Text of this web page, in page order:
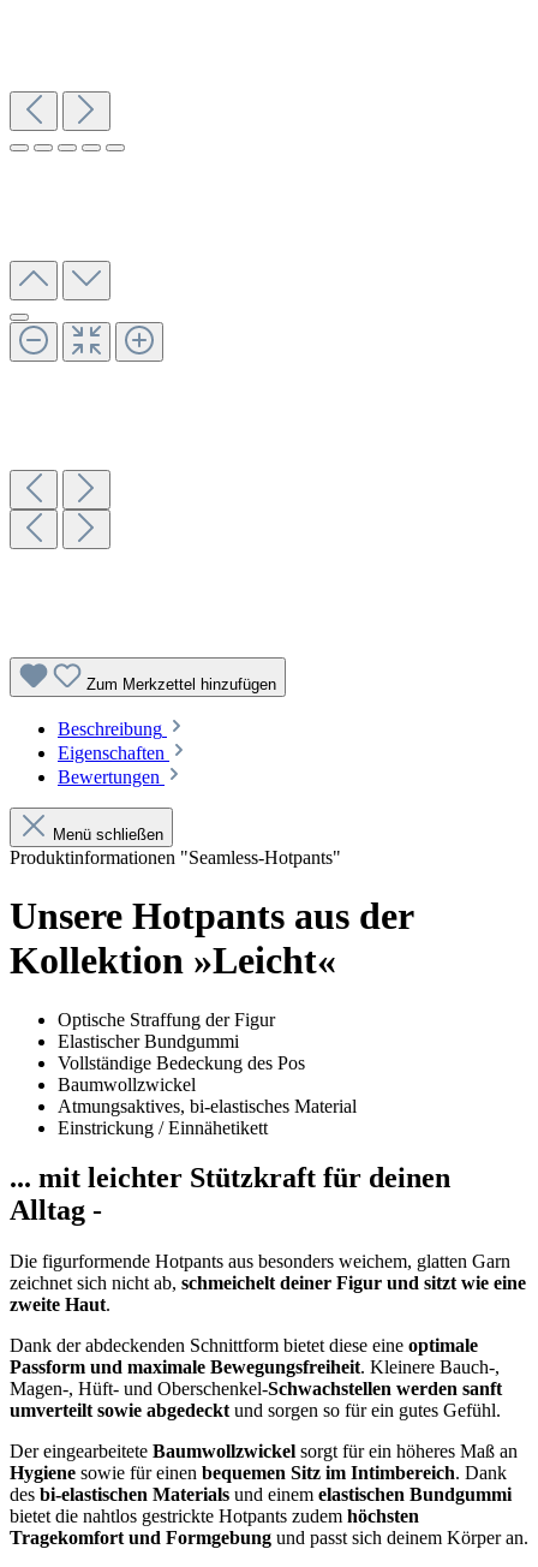
Zum Merkzettel hinzufügen
Beschreibung
Eigenschaften
Bewertungen
Menü schließen
Produktinformationen "Seamless-Hotpants"
Unsere Hotpants aus der
Kollektion »Leicht«
Optische Straffung der Figur
Elastischer Bundgummi
Vollständige Bedeckung des Pos
Baumwollzwickel
Atmungsaktives, bi-elastisches Material
Einstrickung / Einnähetikett
... mit leichter Stützkraft für deinen
Alltag -
Die figurformende Hotpants aus besonders weichem, glatten Garn
zeichnet sich nicht ab, schmeichelt deiner Figur und sitzt wie eine
zweite Haut.
Dank der abdeckenden Schnittform bietet diese eine optimale
Passform und maximale Bewegungsfreiheit. Kleinere Bauch-,
Magen-, Hüft- und Oberschenkel-Schwachstellen werden sanft
umverteilt sowie abgedeckt und sorgen so für ein gutes Gefühl.
Der eingearbeitete Baumwollzwickel sorgt für ein höheres Maß an
Hygiene sowie für einen bequemen Sitz im Intimbereich. Dank
des bi-elastischen Materials und einem elastischen Bundgummi
bietet die nahtlos gestrickte Hotpants zudem höchsten
Tragekomfort und Formgebung und passt sich deinem Körper an.